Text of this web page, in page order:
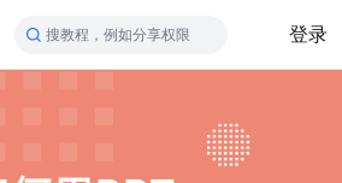
搜教程，例如分享权限 登录